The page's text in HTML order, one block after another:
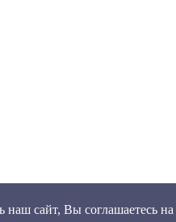
наш сайт, Вы соглашаетесь на